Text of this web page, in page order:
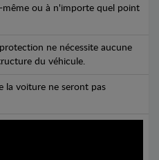
même ou à n'importe quel point
ne nécessite aucune
du véhicule.
la voiture ne seront pas